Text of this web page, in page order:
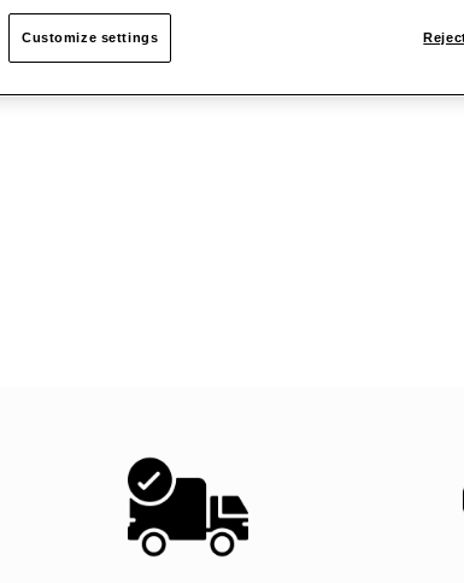
Customize settings